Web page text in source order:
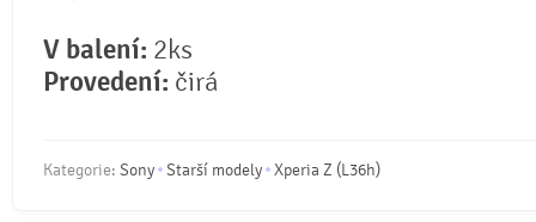
V balení: 2ks
Provedení: čirá
Kategorie: Sony Starší modely Xperia Z (L36h)